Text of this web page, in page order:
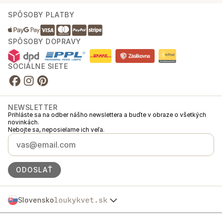
SPÔSOBY PLATBY
SPÔSOBY DOPRAVY
SOCIÁLNE SIETE
NEWSLETTER
Prihláste sa na odber nášho newslettera a buďte v obraze o všetkých
novinkách.
Nebojte sa, neposielame ich veľa.
ODOSLAŤ
Slovenskoloukykvet.sk
Česko